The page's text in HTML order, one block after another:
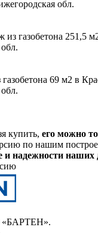
обл.
из газобетона 251,5
69 м2 в
купить, его можно
по нашим
и надежности наших
.